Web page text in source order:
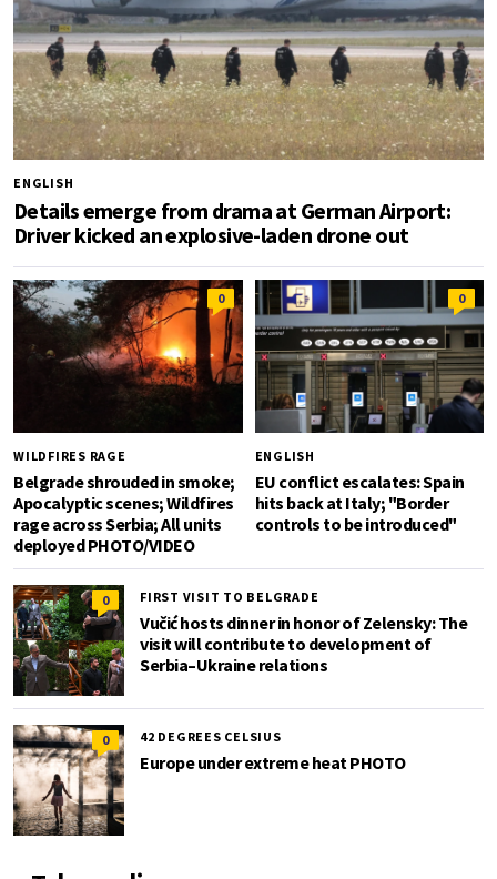
ENGLISH
Details emerge from drama at German Airport:
Driver kicked an explosive-laden drone out
0
WILDFIRES RAGE
Belgrade shrouded in smoke;
Apocalyptic scenes; Wildfires
rage across Serbia; All units
deployed PHOTO/VIDEO
0
ENGLISH
EU conflict escalates: Spain
hits back at Italy; "Border
controls to be introduced"
0 FIRST VISIT TO BELGRADE
Vučić hosts dinner in honor of Zelensky: The
visit will contribute to development of
Serbia–Ukraine relations
0 42 DEGREES CELSIUS
Europe under extreme heat PHOTO